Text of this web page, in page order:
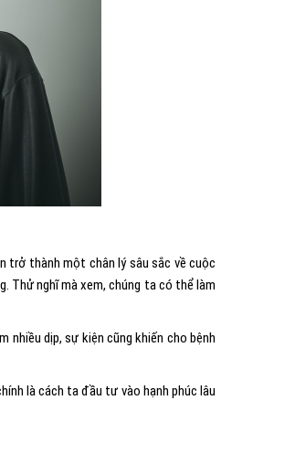
trở thành một chân lý sâu sắc về cuộc
Thử nghĩ mà xem, chúng ta có thể làm
nhiều dịp, sự kiện cũng khiến cho bệnh
là cách ta đầu tư vào hạnh phúc lâu